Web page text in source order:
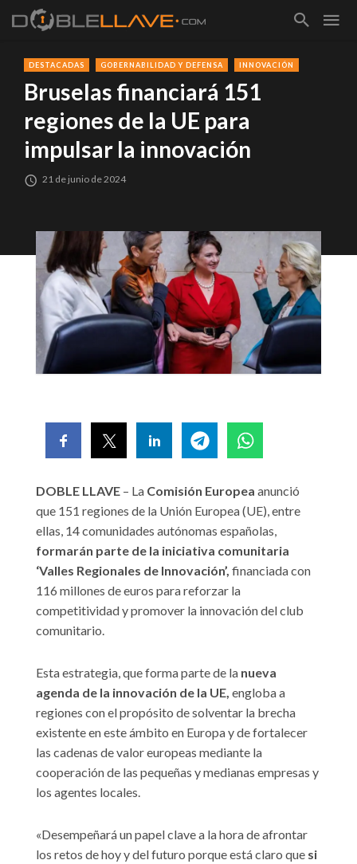
DESTACADAS GOBERNABILIDAD Y DEFENSA INNOVACIÓN
Bruselas financiará 151
regiones de la UE para
impulsar la innovación
21 de junio de 2024
DOBLE LLAVE – La Comisión Europea anunció
que 151 regiones de la Unión Europea (UE), entre
ellas, 14 comunidades autónomas españolas,
formarán parte de la iniciativa comunitaria
‘Valles Regionales de Innovación’, financiada con
116 millones de euros para reforzar la
competitividad y promover la innovación del club
comunitario.
Esta estrategia, que forma parte de la nueva
agenda de la innovación de la UE, engloba a
regiones con el propósito de solventar la brecha
existente en este ámbito en Europa y de fortalecer
las cadenas de valor europeas mediante la
cooperación de las pequeñas y medianas empresas y
los agentes locales.
«Desempeñará un papel clave a la hora de afrontar
los retos de hoy y del futuro porque está claro que si